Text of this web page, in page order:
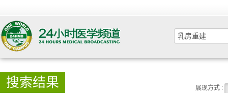
搜索结果 展现方式 :